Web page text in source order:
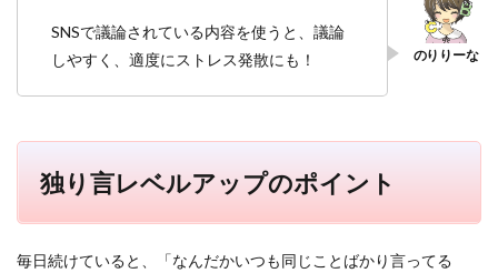
SNSで議論されている内容を使うと、議論
しやすく、適度にストレス発散にも！
独り言レベルアップのポイント
毎日続けていると、「なんだかいつも同じことばかり言ってる